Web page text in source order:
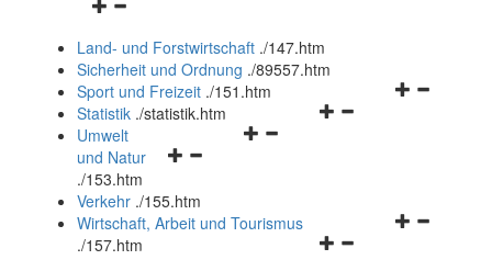
Navigationsmenü
und
schließen
Land- und Forstwirtschaft ./147.htm
Sicherheit und Ordnung ./89557.htm
Navigationsmenü
Sport und Freizeit ./151.htm
Navigationsmenü
Statistik ./statistik.htm
Navigationsmenü
und
schließen
Umwelt
und Natur
./153.htm
Verkehr ./155.htm
Navigationsmenü
Wirtschaft, Arbeit und Tourismus
./157.htm